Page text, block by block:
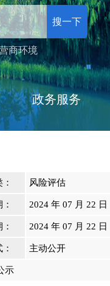
搜一下
商环境
政务服务
风险评估
2024 年 07 月 22 日
2024 年 07 月 22 日
主动公开
示